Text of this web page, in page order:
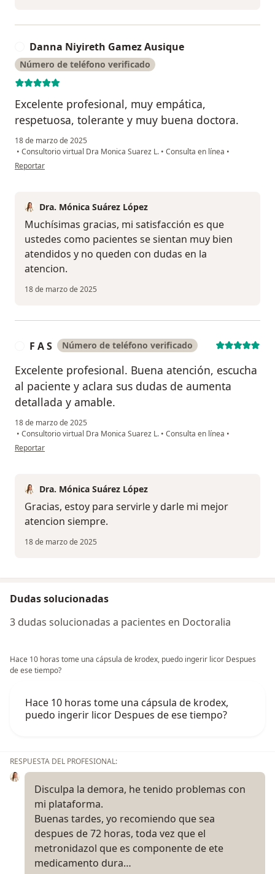
Danna Niyireth Gamez Ausique
Número de teléfono verificado
Excelente profesional, muy empática,
respetuosa, tolerante y muy buena doctora.
18 de marzo de 2025
• Consultorio virtual Dra Monica Suarez L. • Consulta en línea •
en opinión del usuario Danna Niyireth Gamez Ausique
Reportar
Dra. Mónica Suárez López
Muchísimas gracias, mi satisfacción es que
ustedes como pacientes se sientan muy bien
atendidos y no queden con dudas en la
atencion.
18 de marzo de 2025
F A S Número de teléfono verificado
Excelente profesional. Buena atención, escucha
al paciente y aclara sus dudas de aumenta
detallada y amable.
18 de marzo de 2025
• Consultorio virtual Dra Monica Suarez L. • Consulta en línea •
en opinión del usuario F A S
Reportar
Dra. Mónica Suárez López
Gracias, estoy para servirle y darle mi mejor
atencion siempre.
18 de marzo de 2025
Dudas solucionadas
3 dudas solucionadas a pacientes en Doctoralia
Hace 10 horas tome una cápsula de krodex, puedo ingerir licor Despues
de ese tiempo?
Hace 10 horas tome una cápsula de krodex,
puedo ingerir licor Despues de ese tiempo?
RESPUESTA DEL PROFESIONAL:
Disculpa la demora, he tenido problemas con
mi plataforma.
Buenas tardes, yo recomiendo que sea
despues de 72 horas, toda vez que el
metronidazol que es componente de ete
medicamento dura…